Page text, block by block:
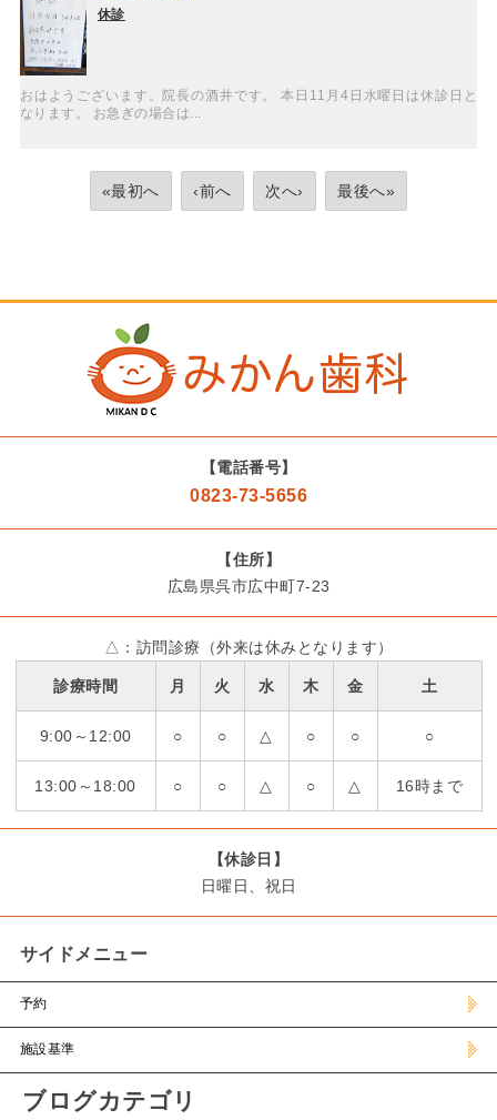
休診
おはようございます。院長の酒井です。 本日11月4日水曜日は休診日と
なります。 お急ぎの場合は...
«最初へ ‹前へ 次へ› 最後へ»
【電話番号】
0823-73-5656
【住所】
広島県呉市広中町7-23
△：訪問診療（外来は休みとなります）
診療時間 月 火 水 木 金 土
9:00～12:00 ○ ○ △ ○ ○ ○
13:00～18:00 ○ ○ △ ○ △ 16時まで
【休診日】
日曜日、祝日
サイドメニュー
予約
施設基準
ブログカテゴリ